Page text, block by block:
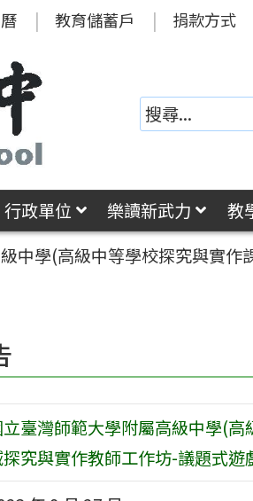
教育儲蓄戶 捐款方式
行政單位 樂讀新武力 教
中學(高級中等學校探究與實
臺灣師範大學附屬高級中學(
究與實作教師工作坊-議題式遊